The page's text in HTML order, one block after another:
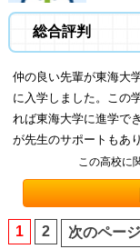
総合評判
仲の良い先輩が東海大
に入学しました。この
れば東海大学に進学で
が先生のサポートもあ
この高校に
1 2 次のページ